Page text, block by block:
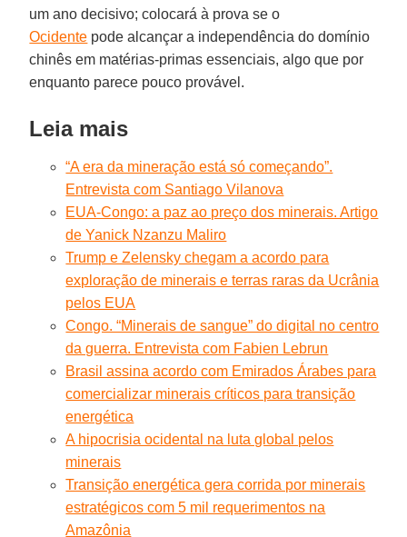
um ano decisivo; colocará à prova se o
Ocidente pode alcançar a independência do domínio
chinês em matérias-primas essenciais, algo que por
enquanto parece pouco provável.
Leia mais
“A era da mineração está só começando”.
Entrevista com Santiago Vilanova
EUA-Congo: a paz ao preço dos minerais. Artigo
de Yanick Nzanzu Maliro
Trump e Zelensky chegam a acordo para
exploração de minerais e terras raras da Ucrânia
pelos EUA
Congo. “Minerais de sangue” do digital no centro
da guerra. Entrevista com Fabien Lebrun
Brasil assina acordo com Emirados Árabes para
comercializar minerais críticos para transição
energética
A hipocrisia ocidental na luta global pelos
minerais
Transição energética gera corrida por minerais
estratégicos com 5 mil requerimentos na
Amazônia